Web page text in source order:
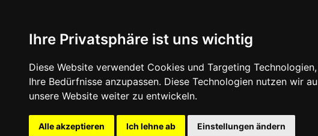
Ihre Privatsphäre ist uns wichtig
Diese Website verwendet Cookies und Targeting
Ihre Bedürfnisse anzupassen. Diese Technologien nutzen wir
unsere Website weiter zu entwickeln.
Alle akzeptieren Ich lehne ab Einstellungen ändern